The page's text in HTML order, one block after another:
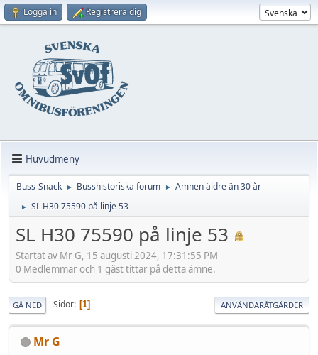
Logga in Registrera dig
Huvudmeny
Buss-Snack ► Busshistoriska forum ► Ämnen äldre än 30 år
► SL H30 75590 på linje 53
SL H30 75590 på linje 53
Startat av Mr G, 15 augusti 2024, 17:31:55 PM
0 Medlemmar och 1 gäst tittar på detta ämne.
GÅ NED Sidor 1 ANVÄNDARÅTGÄRDER
Mr G